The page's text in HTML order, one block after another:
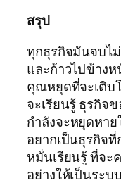
สรุป
ทุกธุรกิจมันจบไม่
และก้าวไปข้าง
คุณหยุดที่จะเติบ
จะเรียนรู้ ธุรกิจ
กำลังจะหยุดหา
อยากเป็นธุรกิจ
หมั่นเรียนรู้ ที่จ
อย่างให้เป็นระบ